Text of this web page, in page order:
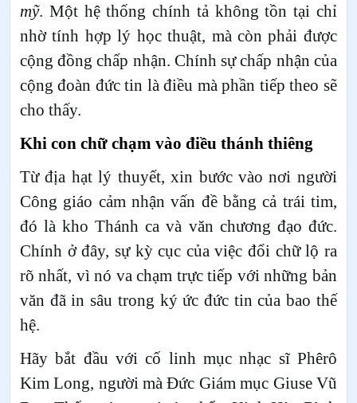
mỹ. Một hệ thống chính tả không tồn tại chỉ
nhờ tính hợp lý học thuật, mà còn phải được
cộng đồng chấp nhận. Chính sự chấp nhận của
cộng đoàn đức tin là điều mà phần tiếp theo sẽ
cho thấy.
Khi con chữ chạm vào điều thánh thiêng
Từ địa hạt lý thuyết, xin bước vào nơi người
Công giáo cảm nhận vấn đề bằng cả trái tim,
đó là kho Thánh ca và văn chương đạo đức.
Chính ở đây, sự kỳ cục của việc đổi chữ lộ ra
rõ nhất, vì nó va chạm trực tiếp với những bản
văn đã in sâu trong ký ức đức tin của bao thế
hệ.
Hãy bắt đầu với cố linh mục nhạc sĩ Phêrô
Kim Long, người mà Đức Giám mục Giuse Vũ